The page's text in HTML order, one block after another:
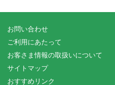
お問い合わせ
ご利用にあたって
お客さま情報の取扱いについて
サイトマップ
おすすめリンク